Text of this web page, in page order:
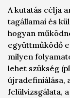
A kutatás célja
tagállamai és
hogyan
együttműködő
milyen
lehet szükség
újradefiniálása,
felülvizsgálata,